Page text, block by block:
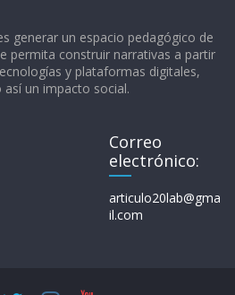
generar un espacio pedagógico de
permita construir narrativas a partir
y plataformas digitales,
así un impacto social.
Correo
electrónico:
articulo20lab@gma
il.com